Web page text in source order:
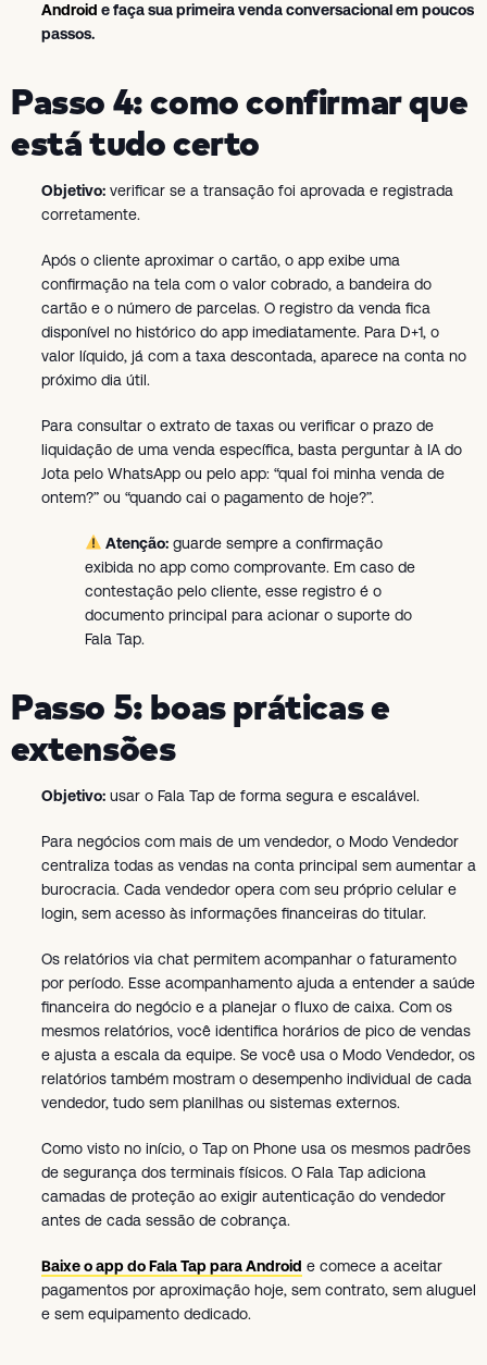
Android e faça sua primeira venda conversacional em poucos
passos.
Passo 4: como confirmar que
está tudo certo
Objetivo: verificar se a transação foi aprovada e registrada
corretamente.
Após o cliente aproximar o cartão, o app exibe uma
confirmação na tela com o valor cobrado, a bandeira do
cartão e o número de parcelas. O registro da venda fica
disponível no histórico do app imediatamente. Para D+1, o
valor líquido, já com a taxa descontada, aparece na conta no
próximo dia útil.
Para consultar o extrato de taxas ou verificar o prazo de
liquidação de uma venda específica, basta perguntar à IA do
Jota pelo WhatsApp ou pelo app: “qual foi minha venda de
ontem?” ou “quando cai o pagamento de hoje?”.
Atenção:guarde sempre a confirmação
exibida no app como comprovante. Em caso de
contestação pelo cliente, esse registro é o
documento principal para acionar o suporte do
Fala Tap.
Passo 5: boas práticas e
extensões
Objetivo: usar o Fala Tap de forma segura e escalável.
Para negócios com mais de um vendedor, o Modo Vendedor
centraliza todas as vendas na conta principal sem aumentar a
burocracia. Cada vendedor opera com seu próprio celular e
login, sem acesso às informações financeiras do titular.
Os relatórios via chat permitem acompanhar o faturamento
por período. Esse acompanhamento ajuda a entender a saúde
financeira do negócio e a planejar o fluxo de caixa. Com os
mesmos relatórios, você identifica horários de pico de vendas
e ajusta a escala da equipe. Se você usa o Modo Vendedor, os
relatórios também mostram o desempenho individual de cada
vendedor, tudo sem planilhas ou sistemas externos.
Como visto no início, o Tap on Phone usa os mesmos padrões
de segurança dos terminais físicos. O Fala Tap adiciona
camadas de proteção ao exigir autenticação do vendedor
antes de cada sessão de cobrança.
Baixe o app do Fala Tap para Android e comece a aceitar
pagamentos por aproximação hoje, sem contrato, sem aluguel
e sem equipamento dedicado.